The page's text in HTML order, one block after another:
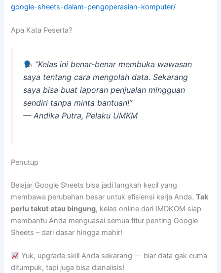
google-sheets-dalam-pengoperasian-komputer/
Apa Kata Peserta?
“Kelas ini benar-benar membuka wawasan
saya tentang cara mengolah data. Sekarang
saya bisa buat laporan penjualan mingguan
sendiri tanpa minta bantuan!”
— Andika Putra, Pelaku UMKM
Penutup
Belajar Google Sheets bisa jadi langkah kecil yang
membawa perubahan besar untuk efisiensi kerja Anda.Tak
perlu takut atau bingung, kelas online dari IMDKOM siap
membantu Anda menguasai semua fitur penting Google
Sheets – dari dasar hingga mahir!
Yuk, upgrade skill Anda sekarang — biar data gak cuma
ditumpuk, tapi juga bisa dianalisis!